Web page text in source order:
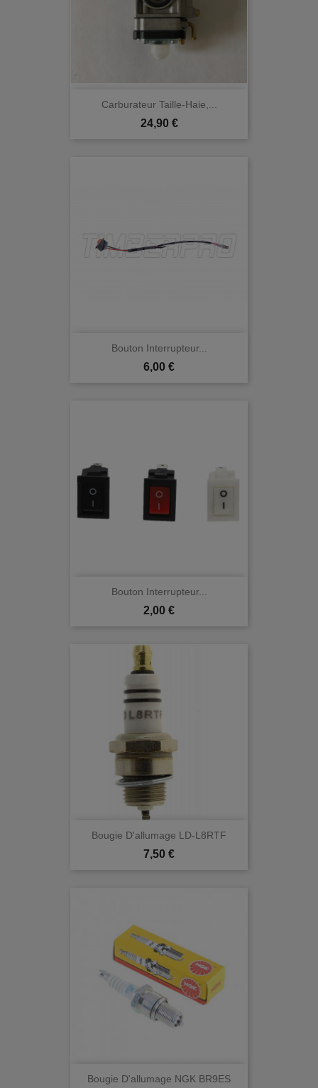
Carburateur Taille-Haie,...
Prix
24,90 €
Bouton Interrupteur...
Prix
6,00 €
Bouton Interrupteur...
Prix
2,00 €
Bougie D'allumage LD-L8RTF
Prix
7,50 €
Bougie D'allumage NGK BR9ES